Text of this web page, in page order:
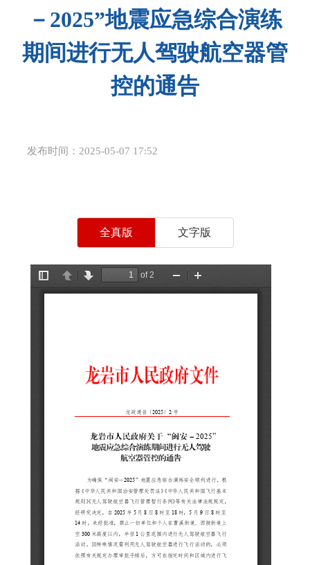
－2025”地震应急综合演练
期间进行无人驾驶航空器管
控的通告
发布时间：2025-05-07 17:52
全真版 文字版